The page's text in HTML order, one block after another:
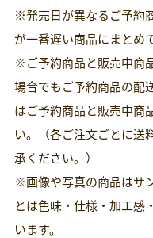
※発売日が異なるご予約
が一番遅い商品にまとめ
※ご予約商品と販売中商
場合でもご予約商品の配
はご予約商品と販売中商
い。（各ご注文ごとに送
承ください。）
※画像や写真の商品はサ
とは色味・仕様・加工感
います。